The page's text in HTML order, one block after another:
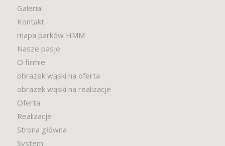
Galeria
Kontakt
mapa parków HMM
Nasze pasje
O firmie
obrazek wąski na oferta
obrazek wąski na realizacje
Oferta
Realizacje
Strona główna
System